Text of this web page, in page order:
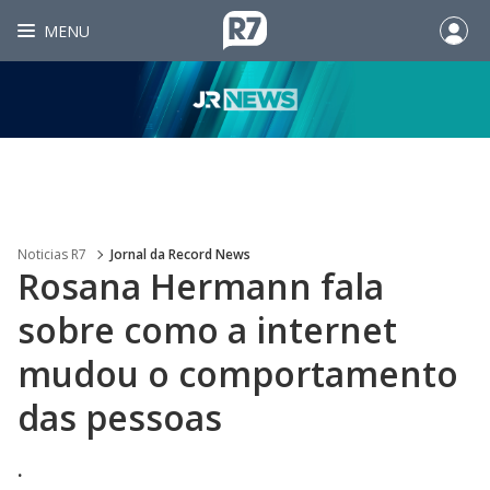
MENU
Noticias R7 Jornal da Record News
Rosana Hermann fala
sobre como a internet
mudou o comportamento
das pessoas
.